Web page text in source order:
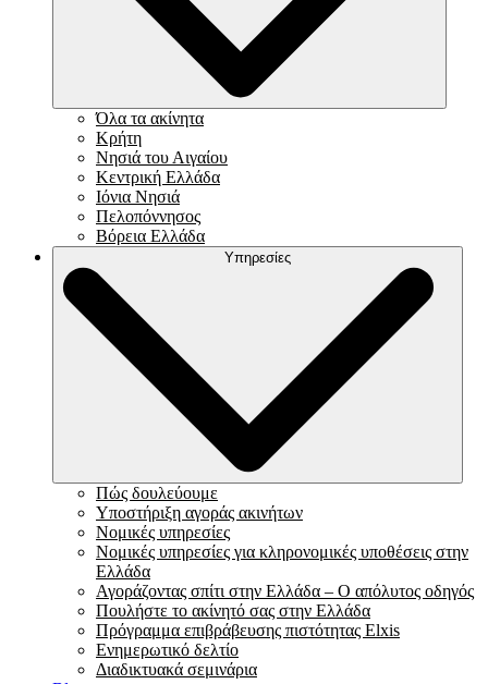
Όλα τα ακίνητα
Κρήτη
Νησιά του Αιγαίου
Κεντρική Ελλάδα
Ιόνια Νησιά
Πελοπόννησος
Βόρεια Ελλάδα
Υπηρεσίες
Πώς δουλεύουμε
Υποστήριξη αγοράς ακινήτων
Νομικές υπηρεσίες
Νομικές υπηρεσίες για κληρονομικές υποθέσεις στην
Ελλάδα
Αγοράζοντας σπίτι στην Ελλάδα – Ο απόλυτος οδηγός
Πουλήστε το ακίνητό σας στην Ελλάδα
Πρόγραμμα επιβράβευσης πιστότητας Elxis
Ενημερωτικό δελτίο
Διαδικτυακά σεμινάρια